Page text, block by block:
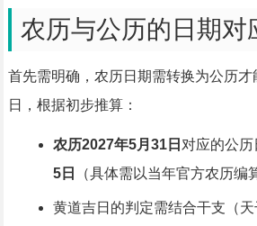
农历与公历的日期对
首先需明确，农历日期需转换为公历
日，根据初步推算：
农历2027年5月31日 对应的公历
5日
（具体需以当年官方农历编
黄道吉日的判定需结合干支（